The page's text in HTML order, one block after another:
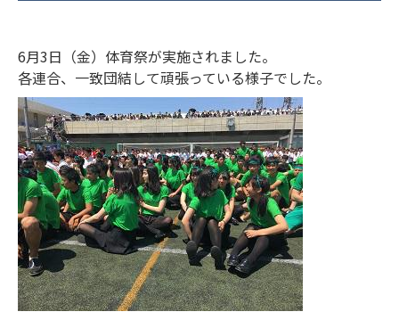
6月3日（金）体育祭が実施されました。
各連合、一致団結して頑張っている様子でした。